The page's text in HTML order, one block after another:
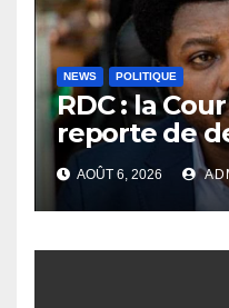
NEWS POLITIQUE
RDC : la
reporte de
procès Frivao
AOÛT 6, 2026